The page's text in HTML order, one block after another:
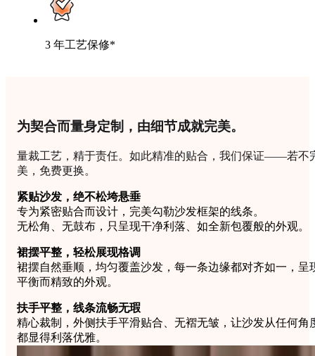
3 年工艺保修*
为契合而量身定制，由细节成就完美。
量裁工艺，精于责任。如此精准的贴合，我们保证——若不
美，免费更换。
紧贴沙发，绝不松垮悬垂
专为紧密贴合而设计，完美勾勒沙发框架的线条。
无松角、无鼓布，只呈现干净利落、如全新包覆般的外观。
裙摆平整，轻松展现格调
裙摆自然垂顺，均匀覆盖沙发，每一条边缘都对齐如一，呈
平衡而精致的外观。
扶手平整，线条流畅无瑕
精心裁制，外侧扶手平滑贴合、无褶无皱，让沙发从任何角
都显得利落优雅。